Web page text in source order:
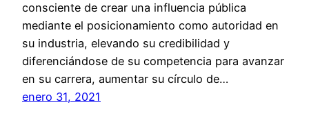
consciente de crear una influencia pública
mediante el posicionamiento como autoridad en
su industria, elevando su credibilidad y
diferenciándose de su competencia para avanzar
en su carrera, aumentar su círculo de…
enero 31, 2021